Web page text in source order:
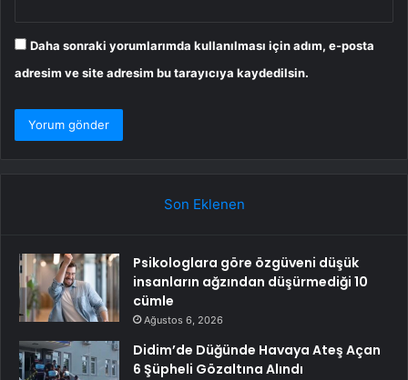
Daha sonraki yorumlarımda kullanılması için adım, e-posta
adresim ve site adresim bu tarayıcıya kaydedilsin.
Son Eklenen
Psikologlara göre özgüveni düşük
insanların ağzından düşürmediği 10
cümle
Ağustos 6, 2026
Didim’de Düğünde Havaya Ateş Açan
6 Şüpheli Gözaltına Alındı